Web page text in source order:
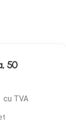
50
cu TVA